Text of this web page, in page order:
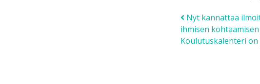
Post
Nyt kannattaa
ihmisen
Koulutuskalenteri on